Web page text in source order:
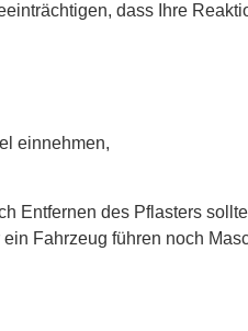
dass Ihre
einnehmen,
Entfernen des Pflasters
Fahrzeug führen noch